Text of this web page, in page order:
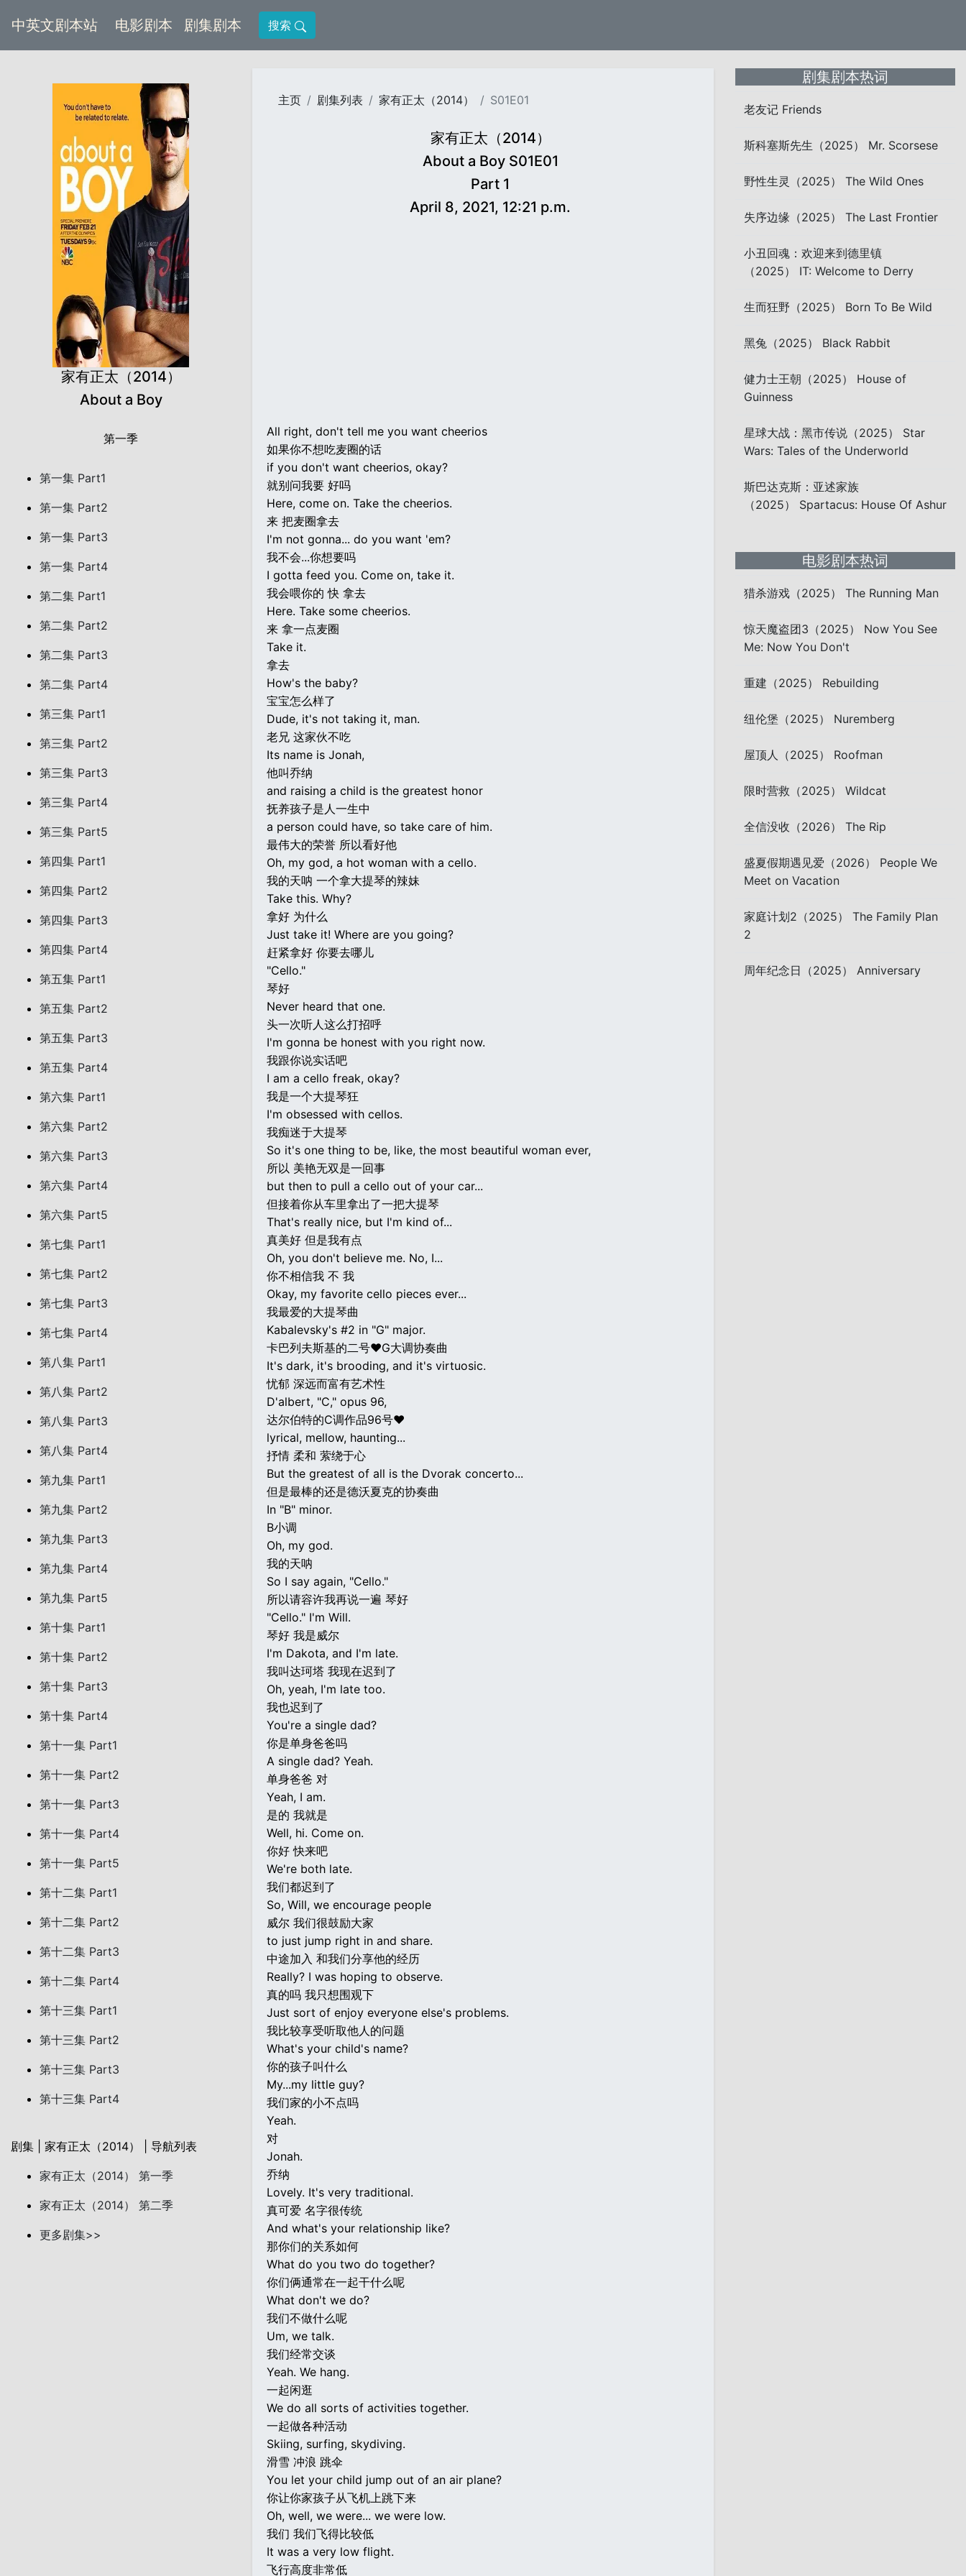
中英文剧本站 电影剧本 (current)
剧集剧本 (current)
搜索
家有正太（2014）
About a Boy
第一季
第一集 Part1
第一集 Part2
第一集 Part3
第一集 Part4
第二集 Part1
第二集 Part2
第二集 Part3
第二集 Part4
第三集 Part1
第三集 Part2
第三集 Part3
第三集 Part4
第三集 Part5
第四集 Part1
第四集 Part2
第四集 Part3
第四集 Part4
第五集 Part1
第五集 Part2
第五集 Part3
第五集 Part4
第六集 Part1
第六集 Part2
第六集 Part3
第六集 Part4
第六集 Part5
第七集 Part1
第七集 Part2
第七集 Part3
第七集 Part4
第八集 Part1
第八集 Part2
第八集 Part3
第八集 Part4
第九集 Part1
第九集 Part2
第九集 Part3
第九集 Part4
第九集 Part5
第十集 Part1
第十集 Part2
第十集 Part3
第十集 Part4
第十一集 Part1
第十一集 Part2
第十一集 Part3
第十一集 Part4
第十一集 Part5
第十二集 Part1
第十二集 Part2
第十二集 Part3
第十二集 Part4
第十三集 Part1
第十三集 Part2
第十三集 Part3
第十三集 Part4
剧集 | 家有正太（2014） | 导航列表
家有正太（2014） 第一季
家有正太（2014） 第二季
更多剧集>>
主页 剧集列表 家有正太（2014） S01E01
家有正太（2014）
About a Boy S01E01
Part 1
April 8, 2021, 12:21 p.m.
All right, don't tell me you want cheerios
如果你不想吃麦圈的话
if you don't want cheerios, okay?
就别问我要 好吗
Here, come on. Take the cheerios.
来 把麦圈拿去
I'm not gonna... do you want 'em?
我不会...你想要吗
I gotta feed you. Come on, take it.
我会喂你的 快 拿去
Here. Take some cheerios.
来 拿一点麦圈
Take it.
拿去
How's the baby?
宝宝怎么样了
Dude, it's not taking it, man.
老兄 这家伙不吃
Its name is Jonah,
他叫乔纳
and raising a child is the greatest honor
抚养孩子是人一生中
a person could have, so take care of him.
最伟大的荣誉 所以看好他
Oh, my god, a hot woman with a cello.
我的天呐 一个拿大提琴的辣妹
Take this. Why?
拿好 为什么
Just take it! Where are you going?
赶紧拿好 你要去哪儿
"Cello."
琴好
Never heard that one.
头一次听人这么打招呼
I'm gonna be honest with you right now.
我跟你说实话吧
I am a cello freak, okay?
我是一个大提琴狂
I'm obsessed with cellos.
我痴迷于大提琴
So it's one thing to be, like, the most beautiful woman ever,
所以 美艳无双是一回事
but then to pull a cello out of your car...
但接着你从车里拿出了一把大提琴
That's really nice, but I'm kind of...
真美好 但是我有点
Oh, you don't believe me. No, I...
你不相信我 不 我
Okay, my favorite cello pieces ever...
我最爱的大提琴曲
Kabalevsky's #2 in "G" major.
卡巴列夫斯基的二号♥G大调协奏曲
It's dark, it's brooding, and it's virtuosic.
忧郁 深远而富有艺术性
D'albert, "C," opus 96,
达尔伯特的C调作品96号♥
lyrical, mellow, haunting...
抒情 柔和 萦绕于心
But the greatest of all is the Dvorak concerto...
但是最棒的还是德沃夏克的协奏曲
In "B" minor.
B小调
Oh, my god.
我的天呐
So I say again, "Cello."
所以请容许我再说一遍 琴好
"Cello." I'm Will.
琴好 我是威尔
I'm Dakota, and I'm late.
我叫达珂塔 我现在迟到了
Oh, yeah, I'm late too.
我也迟到了
You're a single dad?
你是单身爸爸吗
A single dad? Yeah.
单身爸爸 对
Yeah, I am.
是的 我就是
Well, hi. Come on.
你好 快来吧
We're both late.
我们都迟到了
So, Will, we encourage people
威尔 我们很鼓励大家
to just jump right in and share.
中途加入 和我们分享他的经历
Really? I was hoping to observe.
真的吗 我只想围观下
Just sort of enjoy everyone else's problems.
我比较享受听取他人的问题
What's your child's name?
你的孩子叫什么
My...my little guy?
我们家的小不点吗
Yeah.
对
Jonah.
乔纳
Lovely. It's very traditional.
真可爱 名字很传统
And what's your relationship like?
那你们的关系如何
What do you two do together?
你们俩通常在一起干什么呢
What don't we do?
我们不做什么呢
Um, we talk.
我们经常交谈
Yeah. We hang.
一起闲逛
We do all sorts of activities together.
一起做各种活动
Skiing, surfing, skydiving.
滑雪 冲浪 跳伞
You let your child jump out of an air plane?
你让你家孩子从飞机上跳下来
Oh, well, we were... we were low.
我们 我们飞得比较低
It was a very low flight.
飞行高度非常低
剧集剧本热词
老友记 Friends
斯科塞斯先生（2025） Mr. Scorsese
野性生灵（2025） The Wild Ones
失序边缘（2025） The Last Frontier
小丑回魂：欢迎来到德里镇
（2025） IT: Welcome to Derry
生而狂野（2025） Born To Be Wild
黑兔（2025） Black Rabbit
健力士王朝（2025） House of
Guinness
星球大战：黑市传说（2025） Star
Wars: Tales of the Underworld
斯巴达克斯：亚述家族
（2025） Spartacus: House Of Ashur
电影剧本热词
猎杀游戏（2025） The Running Man
惊天魔盗团3（2025） Now You See
Me: Now You Don't
重建（2025） Rebuilding
纽伦堡（2025） Nuremberg
屋顶人（2025） Roofman
限时营救（2025） Wildcat
全信没收（2026） The Rip
盛夏假期遇见爱（2026） People We
Meet on Vacation
家庭计划2（2025） The Family Plan
2
周年纪念日（2025） Anniversary